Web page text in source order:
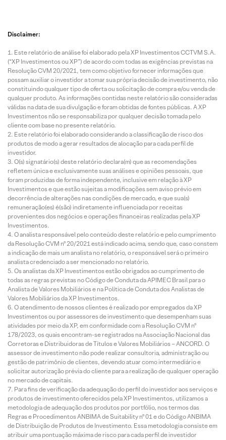
Disclaimer:
Este relatório de análise foi elaborado pela XP Investimentos CCTVM S.A.
(“XP Investimentos ou XP”) de acordo com todas as exigências previstas na
Resolução CVM 20/2021, tem como objetivo fornecer informações que
possam auxiliar o investidor a tomar sua própria decisão de investimento, não
constituindo qualquer tipo de oferta ou solicitação de compra e/ou venda de
qualquer produto. As informações contidas neste relatório são consideradas
válidas na data de sua divulgação e foram obtidas de fontes públicas. A XP
Investimentos não se responsabiliza por qualquer decisão tomada pelo
cliente com base no presente relatório.
Este relatório foi elaborado considerando a classificação de risco dos
produtos de modo a gerar resultados de alocação para cada perfil de
investidor.
O(s) signatário(s) deste relatório declara(m) que as recomendações
refletem única e exclusivamente suas análises e opiniões pessoais, que
foram produzidas de forma independente, inclusive em relação à XP
Investimentos e que estão sujeitas a modificações sem aviso prévio em
decorrência de alterações nas condições de mercado, e que sua(s)
remuneração(es) é(são) indiretamente influenciada por receitas
provenientes dos negócios e operações financeiras realizadas pela XP
Investimentos.
O analista responsável pelo conteúdo deste relatório e pelo cumprimento
da Resolução CVM nº 20/2021 está indicado acima, sendo que, caso constem
a indicação de mais um analista no relatório, o responsável será o primeiro
analista credenciado a ser mencionado no relatório.
Os analistas da XP Investimentos estão obrigados ao cumprimento de
todas as regras previstas no Código de Conduta da APIMEC Brasil para o
Analista de Valores Mobiliários e na Política de Conduta dos Analistas de
Valores Mobiliários da XP Investimentos.
O atendimento de nossos clientes é realizado por empregados da XP
Investimentos ou por assessores de investimento que desempenham suas
atividades por meio da XP, em conformidade com a Resolução CVM nº
178/2023, os quais encontram-se registrados na Associação Nacional das
Corretoras e Distribuidoras de Títulos e Valores Mobiliários – ANCORD. O
assessor de investimento não pode realizar consultoria, administração ou
gestão de patrimônio de clientes, devendo atuar como intermediário e
solicitar autorização prévia do cliente para a realização de qualquer operação
no mercado de capitais.
Para fins de verificação da adequação do perfil do investidor aos serviços e
produtos de investimento oferecidos pela XP Investimentos, utilizamos a
metodologia de adequação dos produtos por portfólio, nos termos das
Regras e Procedimentos ANBIMA de Suitability nº 01 e do Código ANBIMA
de Distribuição de Produtos de Investimento. Essa metodologia consiste em
atribuir uma pontuação máxima de risco para cada perfil de investidor